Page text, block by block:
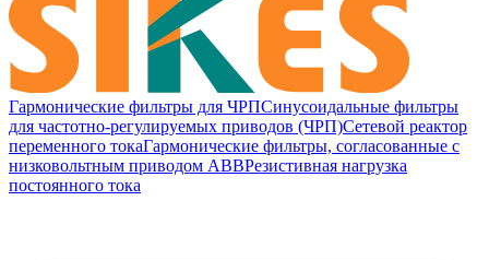
Гармонические фильтры для ЧРПСинусоидальные фильтры
для частотно-регулируемых приводов (ЧРП)Сетевой реактор
переменного токаГармонические фильтры, согласованные с
низковольтным приводом ABBРезистивная нагрузка
постоянного тока